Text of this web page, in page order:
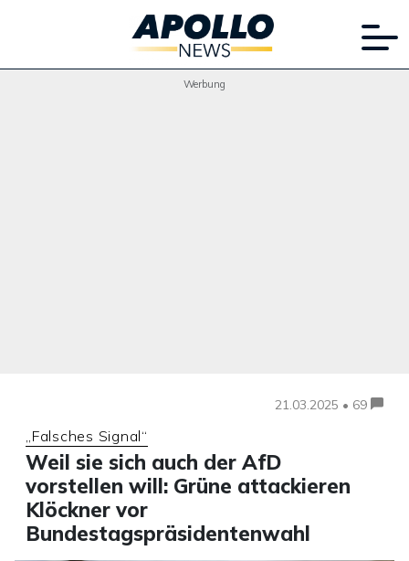
Werbung
21.03.2025 • 69
„Falsches Signal“
Weil sie sich auch der AfD
vorstellen will: Grüne attackieren
Klöckner vor
Bundestagspräsidentenwahl